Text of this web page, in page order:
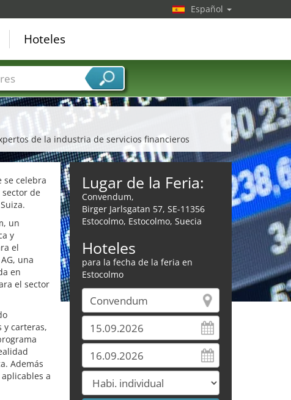
de la industria de servicios financieros
se celebra
de
un
y
el
una
en
el sector
y carteras,
Además
a
Lugar de la Feria:
Convendum,
Birger Jarlsgatan 57, SE-11356
Estocolmo, Estocolmo, Suecia
Hoteles
para la fecha de la feria en
Estocolmo
Español
Hoteles
de servicios